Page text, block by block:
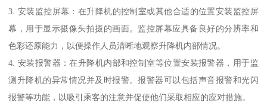
3. 安装监控屏幕：在升降机的控制室或其他合适的位置安装监控屏
幕，用于显示摄像头拍摄的画面。监控屏幕应具备良好的分辨率和
色彩还原能力，以便操作人员清晰地观察升降机内部情况。
4. 安装报警器：在升降机内部和控制室等位置安装报警器，用于监
测升降机的异常情况并及时报警。报警器可以包括声音报警和光闪
报警等功能，以吸引乘客的注意并促使他们采取相应的应对措施。